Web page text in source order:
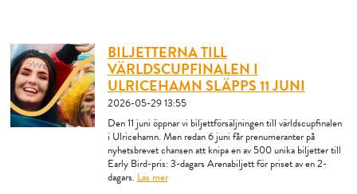
BILJETTERNA TILL
VÄRLDSCUPFINALEN I
ULRICEHAMN SLÄPPS 11 JUNI
2026-05-2913:55
Den 11 juni öppnar vi biljettförsäljningen till världscupfinalen
i Ulricehamn. Men redan 6 juni får prenumeranter på
nyhetsbrevet chansen att knipa en av 500 unika biljetter till
Early Bird-pris: 3-dagars Arenabiljett för priset av en 2-
dagars. Läs mer